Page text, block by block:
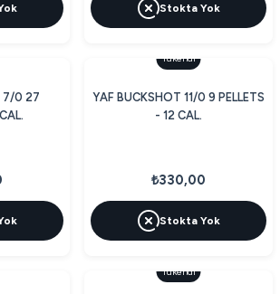
Stokta Yok
7/0 27
Tükendi
YAF BUCKSHOT 11/0 9 PELLETS
- 12 CAL.
₺330,00
Stokta Yok
Tükendi